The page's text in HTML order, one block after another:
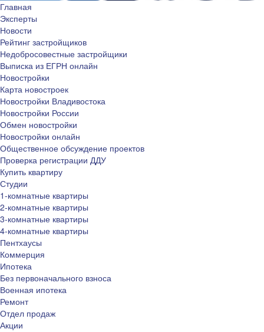
Главная
Эксперты
Новости
Рейтинг застройщиков
Недобросовестные застройщики
Выписка из ЕГРН онлайн
Новостройки
Карта новостроек
Новостройки Владивостока
Новостройки России
Обмен новостройки
Новостройки онлайн
Общественное обсуждение проектов
Проверка регистрации ДДУ
Купить квартиру
Студии
1-комнатные квартиры
2-комнатные квартиры
3-комнатные квартиры
4-комнатные квартиры
Пентхаусы
Коммерция
Ипотека
Без первоначального взноса
Военная ипотека
Ремонт
Отдел продаж
Акции